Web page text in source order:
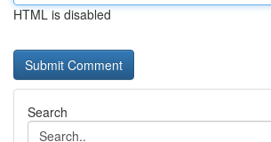
HTML is disabled
Search